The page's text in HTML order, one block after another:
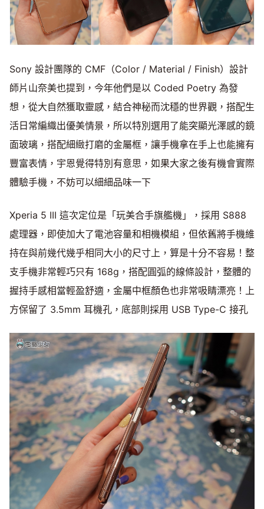
Sony 設計團隊的 CMF（Color / Material / Finish）設計
師片山奈美也提到，今年他們是以 Coded Poetry 為發
想，從大自然獲取靈感，結合神秘而沈穩的世界觀，搭配生
活日常編織出優美情景，所以特別選用了能突顯光澤感的鏡
面玻璃，搭配細緻打磨的金屬框，讓手機拿在手上也能擁有
豐富表情，宇恩覺得特別有意思，如果大家之後有機會實際
體驗手機，不妨可以細細品味一下
Xperia 5 III 這次定位是「玩美合手旗艦機」，採用 S888
處理器，即使加大了電池容量和相機模組，但依舊將手機維
持在與前幾代幾乎相同大小的尺寸上，算是十分不容易！整
支手機非常輕巧只有 168g，搭配圓弧的線條設計，整體的
握持手感相當輕盈舒適，金屬中框顏色也非常吸睛漂亮！上
方保留了 3.5mm 耳機孔，底部則採用 USB Type-C 接孔